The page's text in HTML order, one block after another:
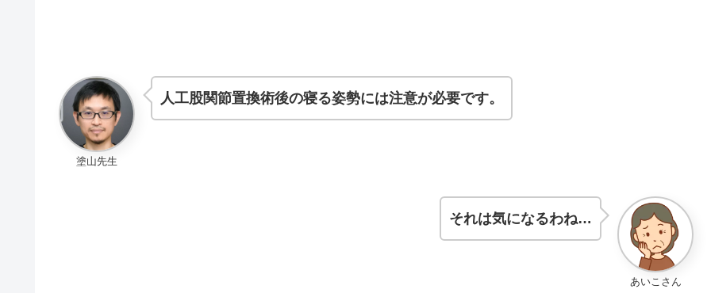
塗山先生
人工股関節置換術後の寝る姿勢には注意が必要です。
あいこさん
それは気になるわね…